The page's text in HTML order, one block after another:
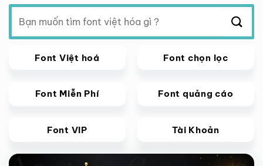
Tìm
kiếm:
Font Việt hoá Font chọn lọc
Font Miễn Phí Font quảng cáo
Font VIP Tài Khoản
Giảm giá!